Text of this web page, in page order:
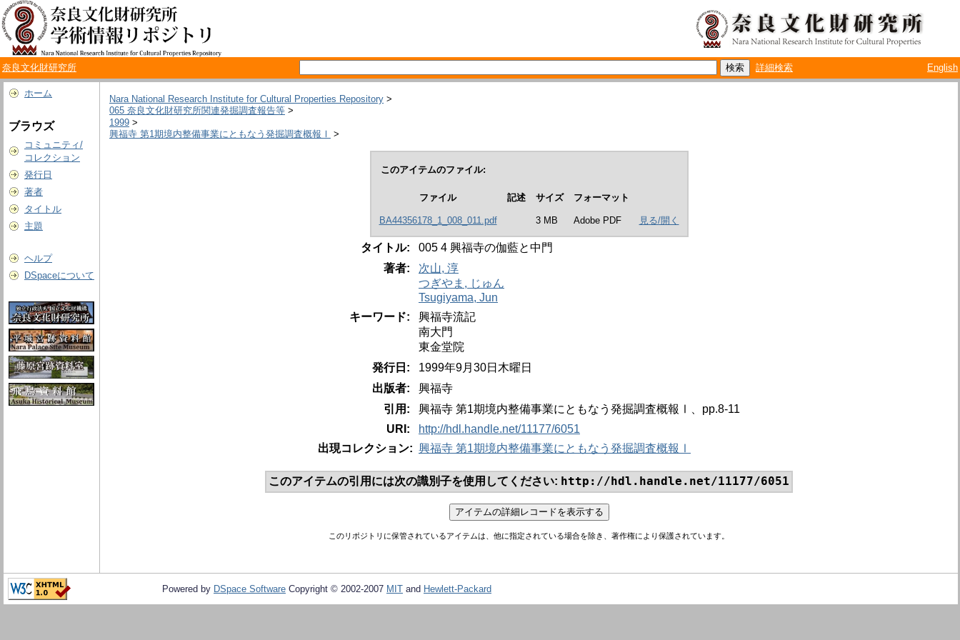
奈良文化財研究所 詳細検索 English
ホーム
ブラウズ
コミュニティ/
コレクション
発行日
著者
タイトル
主題
ヘルプ
DSpaceについて
Nara National Research Institute for Cultural Properties Repository >
065 奈良文化財研究所関連発掘調査報告等 >
1999 >
興福寺 第1期境内整備事業にともなう発掘調査概報Ⅰ
>
このアイテムのファイル:
ファイル 記述 サイズ フォーマット
BA44356178_1_008_011.pdf 3 MB Adobe PDF 見る/開く
タイトル:
005 4 興福寺の伽藍と中門
著者:
次山, 淳
つぎやま, じゅん
Tsugiyama, Jun
キーワード:
興福寺流記
南大門
東金堂院
発行日:
1999年9月30日木曜日
出版者:
興福寺
引用:
興福寺 第1期境内整備事業にともなう発掘調査概報Ⅰ、pp.8-11
URI:
http://hdl.handle.net/11177/6051
出現コレクション: 興福寺 第1期境内整備事業にともなう発掘調査概報Ⅰ
このアイテムの引用には次の識別子を使用してください: http://hdl.handle.net/11177/6051
このリポジトリに保管されているアイテムは、他に指定されている場合を除き、著作権により保護されています。
Powered by DSpace Software Copyright © 2002-2007 MIT and Hewlett-Packard